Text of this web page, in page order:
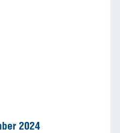
2024